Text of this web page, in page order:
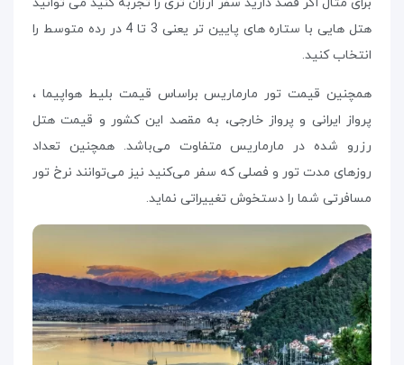
هتل‌ هایی با ستاره‌ های پایین تر یعنی 3 تا 4 در رده متوسط را
انتخاب کنید.
همچنین قیمت تور مارماریس براساس قیمت بلیط هواپیما ،
پرواز ایرانی و پرواز خارجی، به مقصد این کشور و قیمت هتل
رزرو شده در مارماریس متفاوت می‌باشد. همچنین تعداد
روزهای مدت تور و فصلی که سفر می‌کنید نیز می‌توانند نرخ تور
مسافرتی شما را دستخوش تغییراتی نماید.